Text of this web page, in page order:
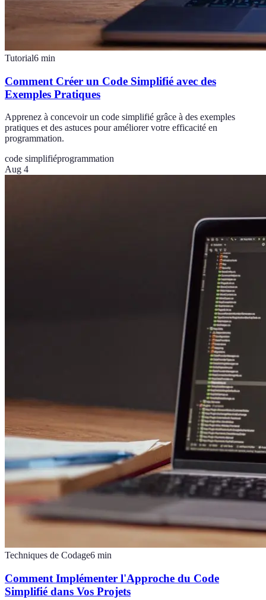
Tutorial6 min
Comment Créer un Code Simplifié avec des
Exemples Pratiques
Apprenez à concevoir un code simplifié grâce à des exemples
pratiques et des astuces pour améliorer votre efficacité en
programmation.
code simplifiéprogrammation
Aug 4
Techniques de Codage6 min
Comment Implémenter l'Approche du Code
Simplifié dans Vos Projets